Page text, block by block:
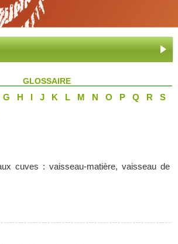
GLOSSAIRE
G H I J K L M N O P Q R S
cuves : vaisseau-matière, vaisseau de